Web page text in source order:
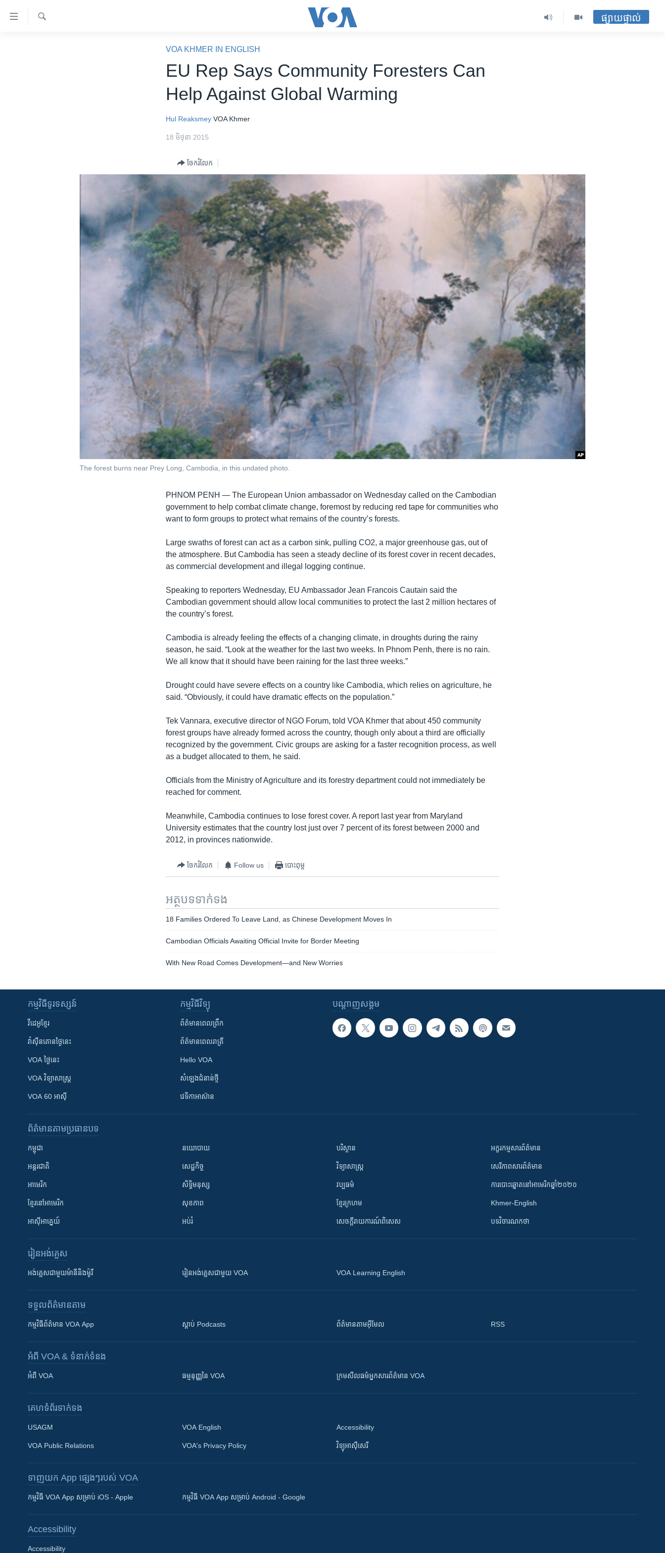
ទៅ​
Khmer English
ផ្សាយផ្ទាល់
VOA KHMER IN ENGLISH
EU Rep Says Community Foresters Can
Help Against Global Warming
Hul Reaksmey VOA Khmer
18 មិថុនា 2015
ចែករំលែក
The forest burns near Prey Long, Cambodia, in this undated photo.
PHNOM PENH —The European Union ambassador on Wednesday called on the Cambodian
government to help combat climate change, foremost by reducing red tape for communities who
want to form groups to protect what remains of the country’s forests.
Large swaths of forest can act as a carbon sink, pulling CO2, a major greenhouse gas, out of
the atmosphere. But Cambodia has seen a steady decline of its forest cover in recent decades,
as commercial development and illegal logging continue.
Speaking to reporters Wednesday, EU Ambassador Jean Francois Cautain said the
Cambodian government should allow local communities to protect the last 2 million hectares of
the country’s forest.
Cambodia is already feeling the effects of a changing climate, in droughts during the rainy
season, he said. “Look at the weather for the last two weeks. In Phnom Penh, there is no rain.
We all know that it should have been raining for the last three weeks.”
Drought could have severe effects on a country like Cambodia, which relies on agriculture, he
said. “Obviously, it could have dramatic effects on the population.”
Tek Vannara, executive director of NGO Forum, told VOA Khmer that about 450 community
forest groups have already formed across the country, though only about a third are officially
recognized by the government. Civic groups are asking for a faster recognition process, as well
as a budget allocated to them, he said.
Officials from the Ministry of Agriculture and its forestry department could not immediately be
reached for comment.
Meanwhile, Cambodia continues to lose forest cover. A report last year from Maryland
University estimates that the country lost just over 7 percent of its forest between 2000 and
2012, in provinces nationwide.
ចែករំលែក Follow us បោះពុម្ព
អត្ថបទ​ទាក់ទង
18 Families Ordered To Leave Land, as Chinese Development Moves In
Cambodian Officials Awaiting Official Invite for Border Meeting
With New Road Comes Development—and New Worries
បណ្តាញ​សង្គម
កម្មវិធី​ទូរទស្សន៍
វីដេអូ​ខ្មែរ
វ៉ាស៊ីនតោន​ថ្ងៃ​នេះ
VOA ថ្ងៃនេះ
VOA ​វិទ្យាសាស្ត្រ
VOA 60 អាស៊ី
កម្មវិធី​វិទ្យុ
ព័ត៌មាន​ពេល​ព្រឹក
ព័ត៌មាន​​ពេល​រាត្រី
Hello VOA
សំឡេង​ជំនាន់​ថ្មី
វេទិកា​អាស៊ាន
ព័ត៌មាន​តាមប្រធានបទ​
កម្ពុជា
អន្តរជាតិ
អាមេរិក
ខ្មែរ​នៅអាមេរិក
អាស៊ីអាគ្នេយ៍
នយោបាយ
សេដ្ឋកិច្ច
សិទ្ធិមនុស្ស
សុខភាព
អប់រំ
បរិស្ថាន
វិទ្យាសាស្រ្ត
វប្បធម៌
ខ្មែរក្រហម
សេចក្តីរាយការណ៍ពិសេស
អក្ខរកម្មសារព័ត៌មាន
សេរីភាពសារព័ត៌មាន
ការបោះឆ្នោតនៅអាមេរិកឆ្នាំ២០២០
Khmer-English
បទវិចារណកថា
រៀន​​អង់គ្លេស
អង់គ្លេស​ជាមួយ​ម៉ានី​និង​ម៉ូរី រៀន​​​​​​អង់គ្លេស​​ជាមួយ VOA VOA Learning English
ទទួល​ព័ត៌មាន​តាម
កម្មវិធី​ព័ត៌មាន VOA App ស្តាប់ Podcasts ព័ត៌មាន​តាម​អ៊ីមែល RSS
អំពី​ VOA & ទំនាក់ទំនង
អំពី​ VOA ធម្មនុញ្ញ​នៃ VOA ក្រម​​​សីលធម៌​​​អ្នក​​​សារព័ត៌មាន VOA
គេហទំព័រ​​ទាក់ទង
USAGM
VOA Public Relations
VOA English
VOA's Privacy Policy
Accessibility
វិទ្យុ​អាស៊ី​សេរី
ទាញយក​ App ផ្សេងៗ​របស់​ VOA
កម្មវិធី​ VOA App សម្រាប់ iOS - Apple កម្មវិធី​ VOA App សម្រាប់ Android - Google
Accessibility
Accessibility